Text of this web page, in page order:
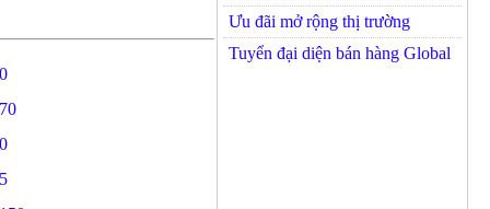
Ưu đãi mở rộng thị trường
Tuyển đại diện bán hàng Global